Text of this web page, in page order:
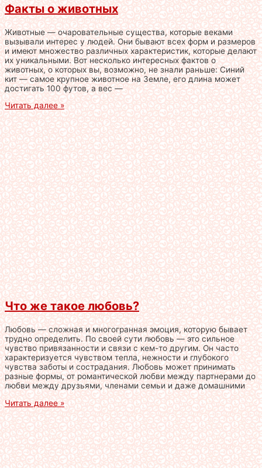
Факты о животных
Животные — очаровательные существа, которые веками
вызывали интерес у людей. Они бывают всех форм и размеров
и имеют множество различных характеристик, которые делают
их уникальными. Вот несколько интересных фактов о
животных, о которых вы, возможно, не знали раньше: Синий
кит — самое крупное животное на Земле, его длина может
достигать 100 футов, а вес —
Читать далее »
Что же такое любовь?
Любовь — сложная и многогранная эмоция, которую бывает
трудно определить. По своей сути любовь — это сильное
чувство привязанности и связи с кем-то другим. Он часто
характеризуется чувством тепла, нежности и глубокого
чувства заботы и сострадания. Любовь может принимать
разные формы, от романтической любви между партнерами до
любви между друзьями, членами семьи и даже домашними
Читать далее »